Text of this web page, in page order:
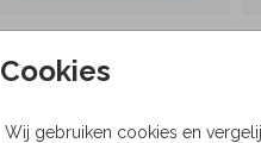
Cookies
Wij gebruiken cookies en